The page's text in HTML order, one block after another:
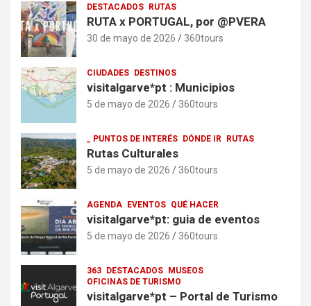
DESTACADOS RUTAS
RUTA x PORTUGAL, por @PVERA
30 de mayo de 2026 360tours
CIUDADES DESTINOS
visitalgarve*pt : Municipios
5 de mayo de 2026 360tours
_ PUNTOS DE INTERÉS DÓNDE IR RUTAS
Rutas Culturales
5 de mayo de 2026 360tours
AGENDA EVENTOS QUÉ HACER
visitalgarve*pt: guia de eventos
5 de mayo de 2026 360tours
363 DESTACADOS MUSEOS
OFICINAS DE TURISMO
visitalgarve*pt – Portal de Turismo